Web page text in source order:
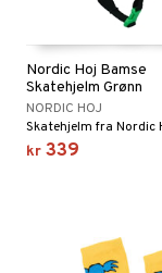
Nordic Hoj Bamse
Skatehjelm Grønn
NORDIC HOJ
kr 339